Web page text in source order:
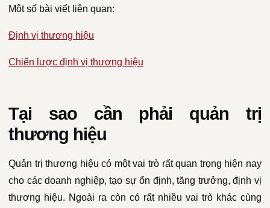
Một số bài viết liên quan:
Định vị thương hiệu
Chiến lược định vị thương hiệu
Tại sao cần phải quản trị
thương hiệu
Quản trị thương hiệu có một vai trò rất quan trọng hiện nay
cho các doanh nghiệp, tạo sự ổn định, tăng trưởng, định vị
thương hiệu. Ngoài ra còn có rất nhiều vai trò khác cùng